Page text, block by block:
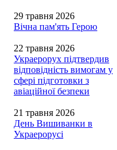
29 травня 2026
Вічна пам'ять Герою
22 травня 2026
Украерорух підтвердив
відповідність вимогам у
сфері підготовки з
авіаційної безпеки
21 травня 2026
День Вишиванки в
Украерорусі